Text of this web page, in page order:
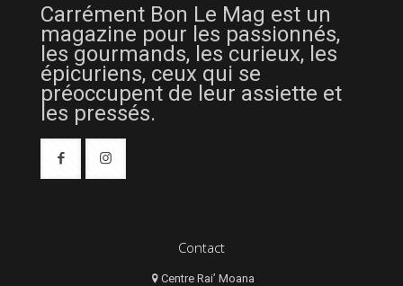
Carrément Bon Le Mag est un
magazine pour les passionnés,
les gourmands, les curieux, les
épicuriens, ceux qui se
préoccupent de leur assiette et
les pressés.
Contact
Centre Rai’ Moana